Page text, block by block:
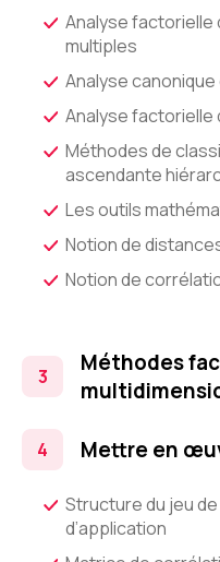
Analyse
multiples
Analyse
Analyse factorielle
Méthodes de
ascendante
Les outils
Notion de
Notion de
Méthodes
Mettre en
Structure du jeu
d’application